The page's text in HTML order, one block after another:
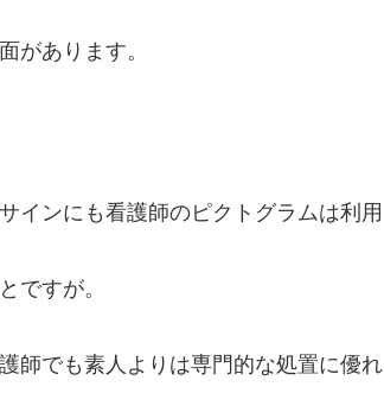
があります。
インにも看護師のピクトグラムは利用
ですが。
師でも素人よりは専門的な処置に優れ